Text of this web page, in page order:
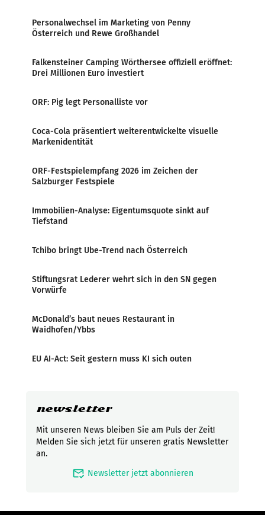
Personalwechsel im Marketing von Penny
Österreich und Rewe Großhandel
Falkensteiner Camping Wörthersee offiziell eröffnet:
Drei Millionen Euro investiert
ORF: Pig legt Personalliste vor
Coca-Cola präsentiert weiterentwickelte visuelle
Markenidentität
ORF-Festspielempfang 2026 im Zeichen der
Salzburger Festspiele
Immobilien-Analyse: Eigentumsquote sinkt auf
Tiefstand
Tchibo bringt Ube-Trend nach Österreich
Stiftungsrat Lederer wehrt sich in den SN gegen
Vorwürfe
McDonald’s baut neues Restaurant in
Waidhofen/Ybbs
EU AI-Act: Seit gestern muss KI sich outen
newsletter
Mit unseren News bleiben Sie am Puls der Zeit!
Melden Sie sich jetzt für unseren gratis Newsletter
an.
mark_email_read Newsletter jetzt abonnieren